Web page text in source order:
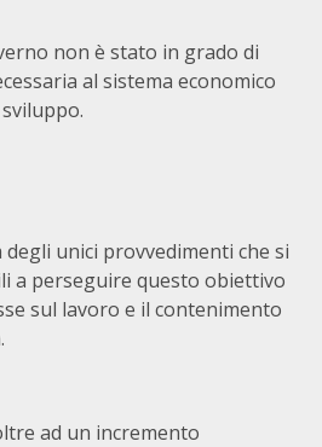
non è stato in grado di
al sistema economico
unici provvedimenti che si
a perseguire questo obiettivo
sul lavoro e il contenimento
ad un incremento